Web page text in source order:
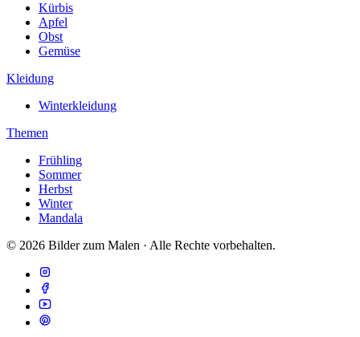
Kürbis
Apfel
Obst
Gemüse
Kleidung
Winterkleidung
Themen
Frühling
Sommer
Herbst
Winter
Mandala
© 2026 Bilder zum Malen · Alle Rechte vorbehalten.